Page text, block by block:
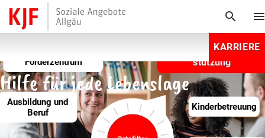
search
KARRIERE
Hilfe für jede Lebenslage
Ausbildung und
Beruf
Förderzentrum
Beratung und Unter­
stützung
Kinder­betreuung